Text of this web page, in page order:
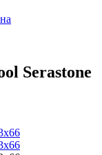
Serastone